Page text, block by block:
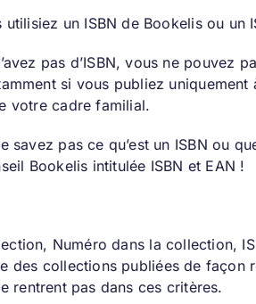
utilisiez un ISBN de Bookelis ou un
pas d’ISBN, vous ne pouvez
si vous publiez
votre cadre familial.
savez pas ce qu’est un ISBN ou
Bookelis intitulée ISBN et EAN !
Numéro dans la collection,
des collections publiées de
rentrent pas dans ces critères.